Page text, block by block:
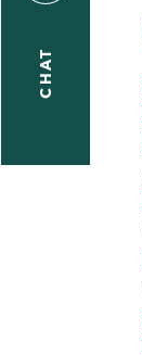
CHAT